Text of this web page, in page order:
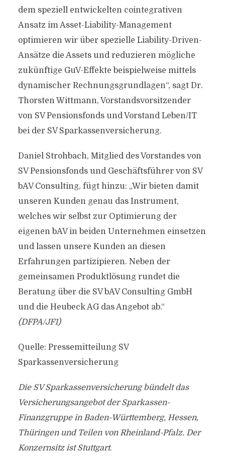
dem speziell entwickelten cointegrativen
Ansatz im Asset-Liability-Management
optimieren wir über spezielle Liability-Driven-
Ansätze die Assets und reduzieren mögliche
zukünftige GuV-Effekte beispielweise mittels
dynamischer Rechnungsgrundlagen“, sagt Dr.
Thorsten Wittmann, Vorstandsvorsitzender
von SV Pensionsfonds und Vorstand Leben/IT
bei der SV Sparkassenversicherung.
Daniel Strohbach, Mitglied des Vorstandes von
SV Pensionsfonds und Geschäftsführer von SV
bAV Consulting, fügt hinzu: „Wir bieten damit
unseren Kunden genau das Instrument,
welches wir selbst zur Optimierung der
eigenen bAV in beiden Unternehmen einsetzen
und lassen unsere Kunden an diesen
Erfahrungen partizipieren. Neben der
gemeinsamen Produktlösung rundet die
Beratung über die SV bAV Consulting GmbH
und die Heubeck AG das Angebot ab.“
(DFPA/JF1)
Quelle: Pressemitteilung SV
Sparkassenversicherung
Die SV Sparkassenversicherung bündelt das
Versicherungsangebot der Sparkassen-
Finanzgruppe in Baden-Württemberg, Hessen,
Thüringen und Teilen von Rheinland-Pfalz. Der
Konzernsitz ist Stuttgart.